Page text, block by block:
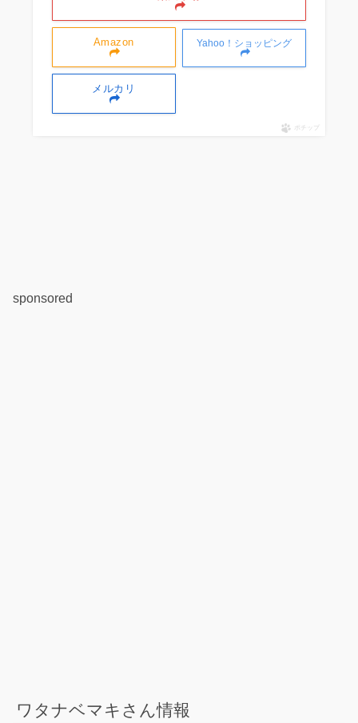
Amazon Yahoo！ショッピング
メルカリ
ポチップ
sponsored
ワタナベマキさん情報